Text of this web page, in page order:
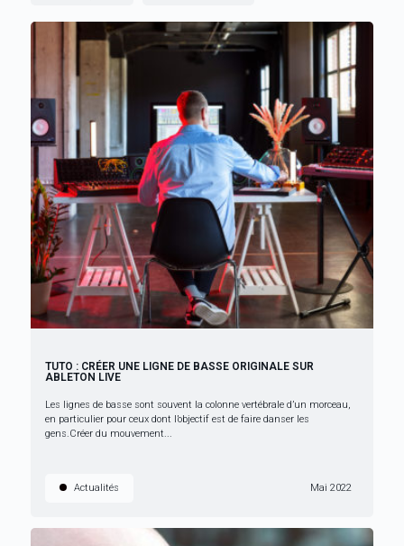
TUTO : CRÉER UNE LIGNE DE BASSE ORIGINALE SUR
ABLETON LIVE
Les lignes de basse sont souvent la colonne vertébrale d’un morceau,
en particulier pour ceux dont l’objectif est de faire danser les
gens.Créer du mouvement...
Actualités Mai 2022